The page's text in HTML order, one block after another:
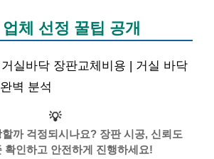
체 선정 꿀팁 공개
실바닥 장판교체비용 | 거실 바닥
벽 분석
💡
할까 걱정되시나요? 장판 시공, 신뢰도
확인하고 안전하게 진행하세요!